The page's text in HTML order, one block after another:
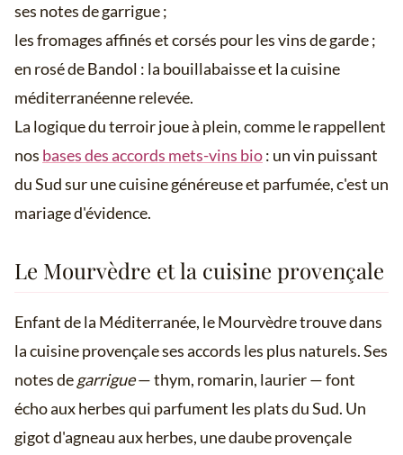
ses notes de garrigue ;
les fromages affinés et corsés pour les vins de garde ;
en rosé de Bandol : la bouillabaisse et la cuisine
méditerranéenne relevée.
La logique du terroir joue à plein, comme le rappellent
nos bases des accords mets-vins bio: un vin puissant
du Sud sur une cuisine généreuse et parfumée, c'est un
mariage d'évidence.
Le Mourvèdre et la cuisine provençale
Enfant de la Méditerranée, le Mourvèdre trouve dans
la cuisine provençale ses accords les plus naturels. Ses
notes degarrigue— thym, romarin, laurier — font
écho aux herbes qui parfument les plats du Sud. Un
gigot d'agneau aux herbes, une daube provençale